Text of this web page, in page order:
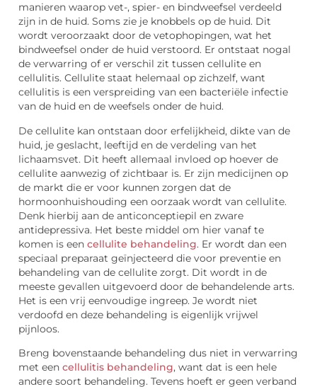
manieren waarop vet-, spier- en bindweefsel verdeeld
zijn in de huid. Soms zie je knobbels op de huid. Dit
wordt veroorzaakt door de vetophopingen, wat het
bindweefsel onder de huid verstoord. Er ontstaat nogal
de verwarring of er verschil zit tussen cellulite en
cellulitis. Cellulite staat helemaal op zichzelf, want
cellulitis is een verspreiding van een bacteriële infectie
van de huid en de weefsels onder de huid.
De cellulite kan ontstaan door erfelijkheid, dikte van de
huid, je geslacht, leeftijd en de verdeling van het
lichaamsvet. Dit heeft allemaal invloed op hoever de
cellulite aanwezig of zichtbaar is. Er zijn medicijnen op
de markt die er voor kunnen zorgen dat de
hormoonhuishouding een oorzaak wordt van cellulite.
Denk hierbij aan de anticonceptiepil en zware
antidepressiva. Het beste middel om hier vanaf te
komen is een cellulite behandeling. Er wordt dan een
speciaal preparaat geïnjecteerd die voor preventie en
behandeling van de cellulite zorgt. Dit wordt in de
meeste gevallen uitgevoerd door de behandelende arts.
Het is een vrij eenvoudige ingreep. Je wordt niet
verdoofd en deze behandeling is eigenlijk vrijwel
pijnloos.
Breng bovenstaande behandeling dus niet in verwarring
met een cellulitis behandeling, want dat is een hele
andere soort behandeling. Tevens hoeft er geen verband